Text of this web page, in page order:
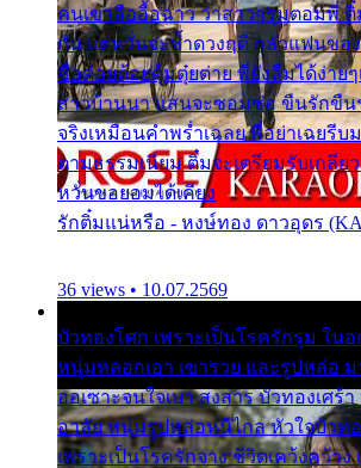
คนเขาลืออื้อฉาว ว่าสาวๆรุมตอมพี่
กัน แต่หวั่นจะช้ำดวงฤดี กลัวแฟนข
ชื่อต๋อยต้อยตุ้มตุ๋ยต่าย พี่ยังลืมได้ง่ายๆ
สาวบ้านนา แสนจะซอมซ่อ ขืนรักขืน
จริงเหมือนคำพร่ำเฉลย พี่อย่าเฉยรี
ตามธรรมเนียม ติ๋มจะเตรียมรับเกลีย
หวั่นขอยอมได้เคียง
รักติ๋มแน่หรือ - หงษ์ทอง ดาวอุดร
36 views • 10.07.2569
บัวทองโศก เพราะเป็นโรครักรุม ใน
หนุ่มหลอกเอา เขารวย และรูปหล่อ
ออเซาะจนใจเบา สงสาร บัวทองเศร้
อาลัย หนุ่มรูปหล่อหนีไกล หัวใจบัวท
เพราะเป็นโรครักจาง ชีวิตเคว้งคว้าง